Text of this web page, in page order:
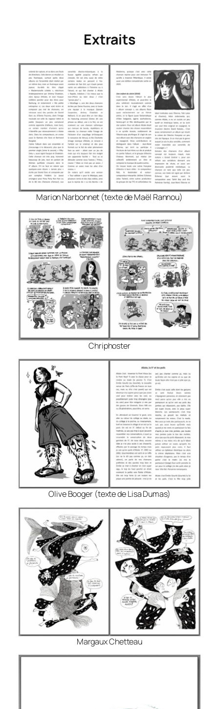
Extraits
Marion Narbonnet (texte de Maël Rannou)
Chriphoster
Olive Booger (texte de Lisa Dumas)
Margaux Chetteau